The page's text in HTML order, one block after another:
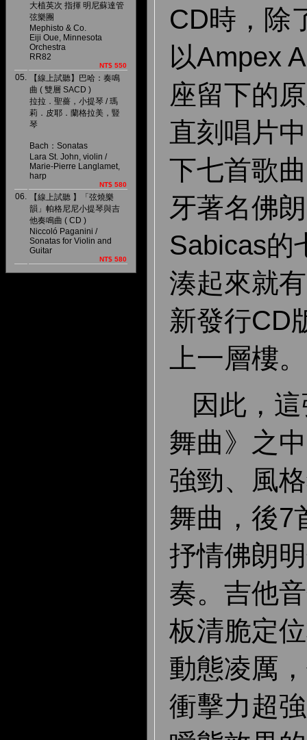
大植英次 指揮 明尼蘇達管
弦樂團
Mephisto & Co.
Eiji Oue, Minnesota
Orchestra
RR82
NT$ 550
05.
【線上試聽】巴哈：奏鳴
曲 ( 雙層 SACD )
拉拉．聖薔，小提琴 / 瑪
莉．皮耶．蘭格拉美，豎
琴
Bach：Sonatas
Lara St. John, violin /
Marie-Pierre Langlamet,
harp
NT$ 580
06.
【線上試聽 】「弦燒樂
韻」帕格尼尼小提琴與吉
他奏鳴曲 ( CD )
Niccoló Paganini /
Sonatas for Violin and
Guitar
NT$ 580
CD時，除
以Ampex
座留下的
直刻唱片
下七首歌
牙著名佛
Sabicas的
湊起來就
新發行CD
上一層樓。
因此，這
舞曲》之
強勁、風
舞曲，後7
抒情佛朗
奏。吉他
板清脆定
動態凌厲
衝擊力超